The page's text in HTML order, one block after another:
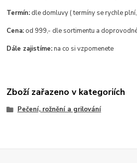
Termín: dle domluvy ( termíny se rychle
Cena: od 999,- dle sortimentu a
Dále zajistíme:na co si vzpomenete
Zboží zařazeno v kategoriích
Pečení, rožnění a grilování